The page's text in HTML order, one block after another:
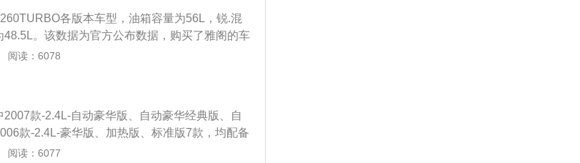
注意油箱的剩余油量。一般都是通过车内的燃
他问题，油量的数值会真实的反应到油表上。
般燃油表还剩2格的时候就要加油，以免开到半
中，油的量可能会超出标定的容积，这是由于
了保证油箱内的油品在温度变高的情况下膨
间。如果在加油过程中把油加到油箱口，就会产
的情况。
各版本车型，油箱容量为56L，锐.混
。该数据为官方公布数据，购买了雅阁的车
雅阁加的燃油标号为92号，百公里油耗为6-6.5
的里程为1102到1154km。日常行驶过程中，需
般都是通过车内的燃油表进行读数的观察，如果
实的反应到油表上。仪表的燃油表一般有5到6
要加油，以免开到半路没油的情况发生。实际
定的容积，这是由于汽车厂家所标定的油箱容
阅读：6078
款-2.4L-自动豪华版、自动豪华经典版、自
款-2.4L-豪华版、加热版、标准版7款，均配备
公里油耗10.5L。七代半雅阁2.4不同车型的油箱
阅读：6077